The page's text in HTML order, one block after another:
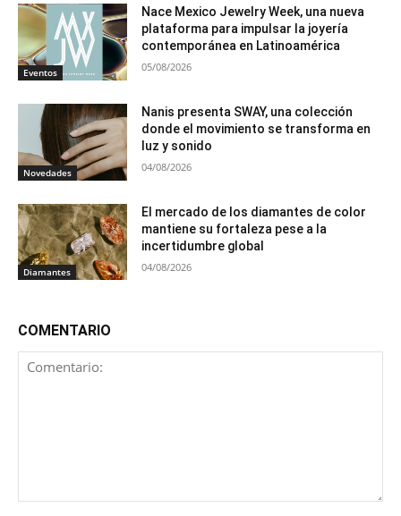
Eventos
Nace Mexico Jewelry Week, una nueva
plataforma para impulsar la joyería
contemporánea en Latinoamérica
05/08/2026
Novedades
Nanis presenta SWAY, una colección
donde el movimiento se transforma en
luz y sonido
04/08/2026
Diamantes
El mercado de los diamantes de color
mantiene su fortaleza pese a la
incertidumbre global
04/08/2026
COMENTARIO